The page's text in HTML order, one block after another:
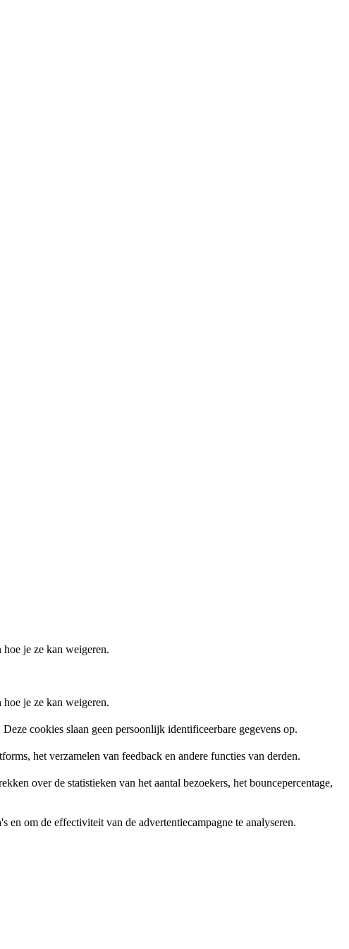
je ze kan weigeren.
je ze kan weigeren.
cookies slaan geen persoonlijk identificeerbare gegevens op.
het verzamelen van feedback en andere functies van derden.
over de statistieken van het aantal bezoekers, het bouncepercentage,
en om de effectiviteit van de advertentiecampagne te analyseren.